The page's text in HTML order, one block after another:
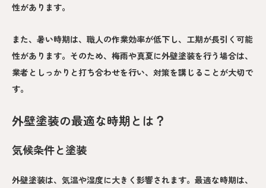
性があります。
また、暑い時期は、職人の作業効率が低下し、工期が長引く可能
性があります。そのため、梅雨や真夏に外壁塗装を行う場合は、
業者としっかりと打ち合わせを行い、対策を講じることが大切で
す。
外壁塗装の最適な時期とは？
気候条件と塗装
外壁塗装は、気温や湿度に大きく影響されます。最適な時期は、